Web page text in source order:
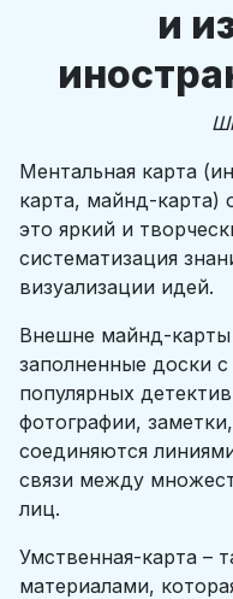
и
Ментальная карта
карта, майнд-карта)
это яркий и
систематизация
визуализации идей.
Внешне майнд-
заполненные доски
популярных
фотографии,
соединяются
связи между
лиц.
Умственная-карта –
материалами,